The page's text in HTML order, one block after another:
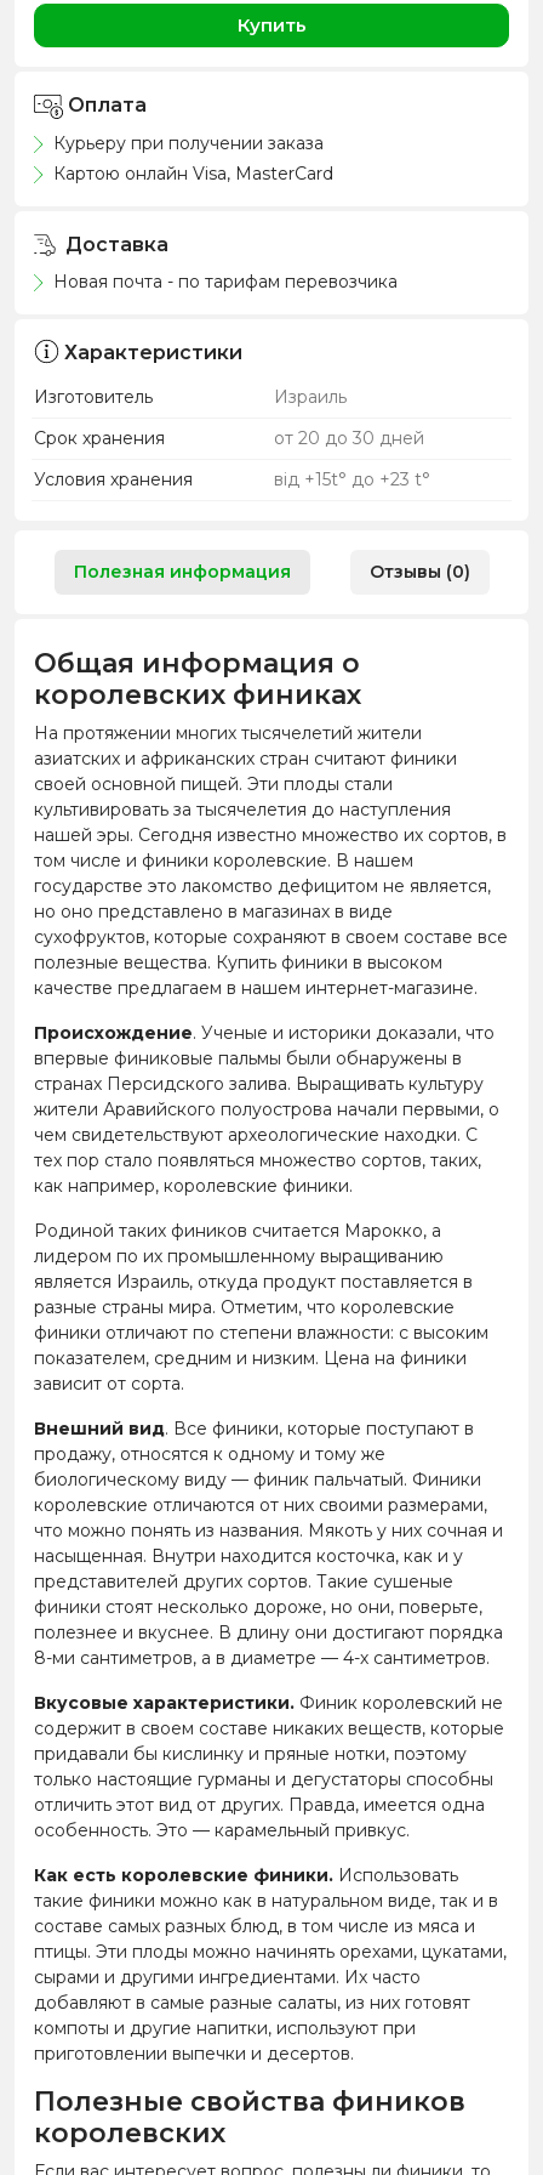
Купить
Оплата
Курьеру при получении заказа
Картою онлайн Visa, MasterCard
Доставка
Новая почта - по тарифам перевозчика
Характеристики
Изготовитель
Израиль
Срок хранения
от 20 до 30 дней
Условия хранения
від +15t° до +23 t°
Полезная информация Отзывы (0)
Общая информация о
королевских финиках
На протяжении многих тысячелетий жители
азиатских и африканских стран считают финики
своей основной пищей. Эти плоды стали
культивировать за тысячелетия до наступления
нашей эры. Сегодня известно множество их сортов, в
том числе и финики королевские. В нашем
государстве это лакомство дефицитом не является,
но оно представлено в магазинах в виде
сухофруктов, которые сохраняют в своем составе все
полезные вещества. Купить финики в высоком
качестве предлагаем в нашем интернет-магазине.
Происхождение. Ученые и историки доказали, что
впервые финиковые пальмы были обнаружены в
странах Персидского залива. Выращивать культуру
жители Аравийского полуострова начали первыми, о
чем свидетельствуют археологические находки. С
тех пор стало появляться множество сортов, таких,
как например, королевские финики.
Родиной таких фиников считается Марокко, а
лидером по их промышленному выращиванию
является Израиль, откуда продукт поставляется в
разные страны мира. Отметим, что королевские
финики отличают по степени влажности: с высоким
показателем, средним и низким. Цена на финики
зависит от сорта.
Внешний вид. Все финики, которые поступают в
продажу, относятся к одному и тому же
биологическому виду — финик пальчатый. Финики
королевские отличаются от них своими размерами,
что можно понять из названия. Мякоть у них сочная и
насыщенная. Внутри находится косточка, как и у
представителей других сортов. Такие сушеные
финики стоят несколько дороже, но они, поверьте,
полезнее и вкуснее. В длину они достигают порядка
8-ми сантиметров, а в диаметре — 4-х сантиметров.
Вкусовые характеристики. Финик королевский не
содержит в своем составе никаких веществ, которые
придавали бы кислинку и пряные нотки, поэтому
только настоящие гурманы и дегустаторы способны
отличить этот вид от других. Правда, имеется одна
особенность. Это — карамельный привкус.
Как есть королевские финики. Использовать
такие финики можно как в натуральном виде, так и в
составе самых разных блюд, в том числе из мяса и
птицы. Эти плоды можно начинять орехами, цукатами,
сырами и другими ингредиентами. Их часто
добавляют в самые разные салаты, из них готовят
компоты и другие напитки, используют при
приготовлении выпечки и десертов.
Полезные свойства фиников
королевских